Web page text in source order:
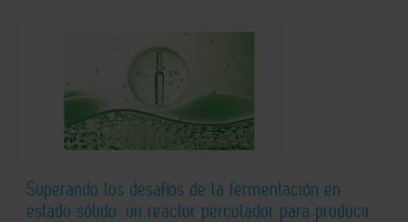
Superando los desafíos de la fermentación en
estado sólido: un reactor percolador para producir